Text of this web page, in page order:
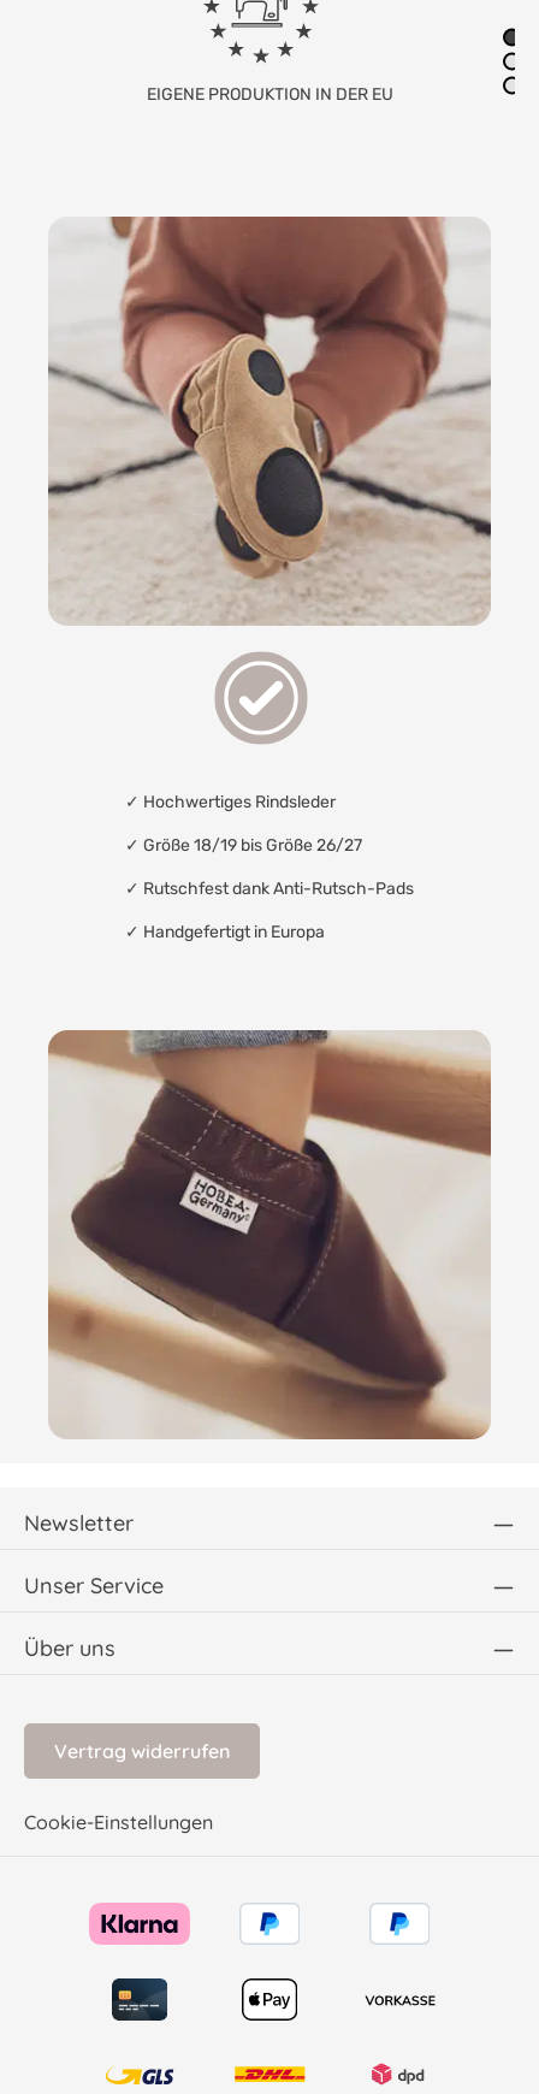
FAMILIENUNTERNEHMEN MIT SITZ IN
✓ Hochwertiges Rindsleder
✓ Größe 18/19 bis Größe 26/27
✓ Rutschfest dank Anti-Rutsch-Pads
✓ Handgefertigt in Europa
Newsletter
Unser Service
Über uns
Vertrag widerrufen
Cookie-Einstellungen